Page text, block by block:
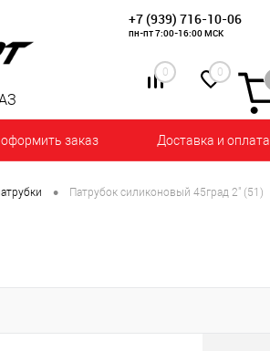
+7 (939) 716-10-06
пн-пт 7:00-16:00 МСК
0 0
оформить заказ Доставка и оплата
• Патрубок силиконовый 45град 2" (51)